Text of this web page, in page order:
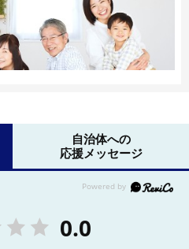
自治体への
応援メッセージ
0.0